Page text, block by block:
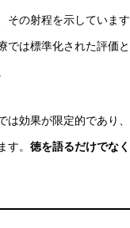
その射程を示していま
では標準化された評価
は効果が限定的であり
。 徳を語るだけでな